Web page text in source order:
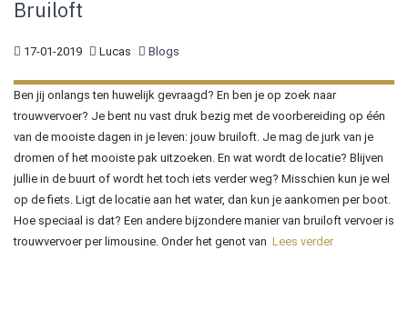
Bruiloft
17-01-2019 Lucas Blogs
Ben jij onlangs ten huwelijk gevraagd? En ben je op zoek naar
trouwvervoer? Je bent nu vast druk bezig met de voorbereiding op één
van de mooiste dagen in je leven: jouw bruiloft. Je mag de jurk van je
dromen of het mooiste pak uitzoeken. En wat wordt de locatie? Blijven
jullie in de buurt of wordt het toch iets verder weg? Misschien kun je wel
op de fiets. Ligt de locatie aan het water, dan kun je aankomen per boot.
Hoe speciaal is dat? Een andere bijzondere manier van bruiloft vervoer is
trouwvervoer per limousine. Onder het genot van Lees verder